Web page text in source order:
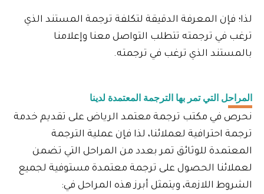
لذا؛ فإن المعرفة الدقيقة لتكلفة ترجمة المستند الذي
ترغب في ترجمته تتطلب التواصل معنا وإعلامنا
بالمستند الذي ترغب في ترجمته.
المراحل التي تمر بها الترجمة المعتمدة لدينا
نحرص في مكتب ترجمة معتمد الرياض على تقديم خدمة
ترجمة احترافية لعملائنا، لذا فإن عملية الترجمة
المعتمدة للوثائق تمر بعدد من المراحل التي تضمن
لعملائنا الحصول على ترجمة معتمدة مستوفية لجميع
الشروط اللازمة، ويتمثل أبرز هذه المراحل في: